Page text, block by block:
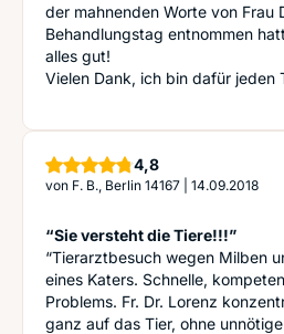
der mahnenden Worte von Frau
Behandlungstag entnommen
alles gut!
Vielen Dank, ich bin dafür jeden
4,8Sterne
von F. B., Berlin 14167 14.09.2018
“Sie versteht die Tiere!!!”
“Tierarztbesuch wegen Milben
eines Katers. Schnelle,
Problems. Fr. Dr. Lorenz
ganz auf das Tier, ohne unnötige